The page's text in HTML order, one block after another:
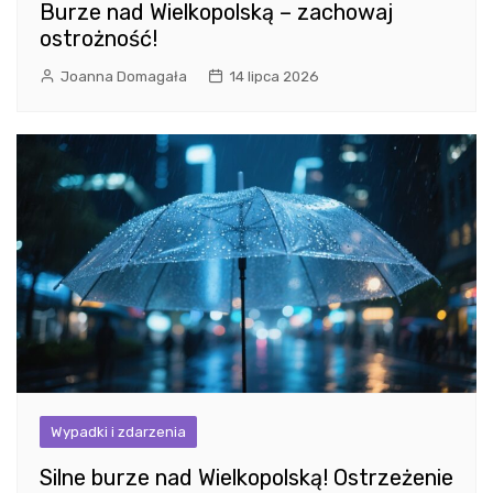
Burze nad Wielkopolską – zachowaj
ostrożność!
Joanna Domagała 14 lipca 2026
Wypadki i zdarzenia
Silne burze nad Wielkopolską! Ostrzeżenie